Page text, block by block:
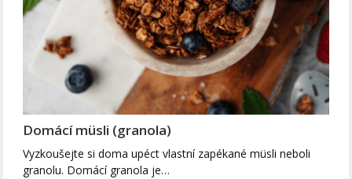
Domácí müsli (granola)
Vyzkoušejte si doma upéct vlastní zapékané müsli neboli
granolu. Domácí granola je…